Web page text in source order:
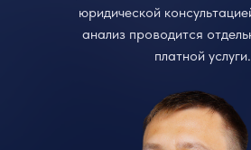
юридической
анализ проводится
платной услуги.